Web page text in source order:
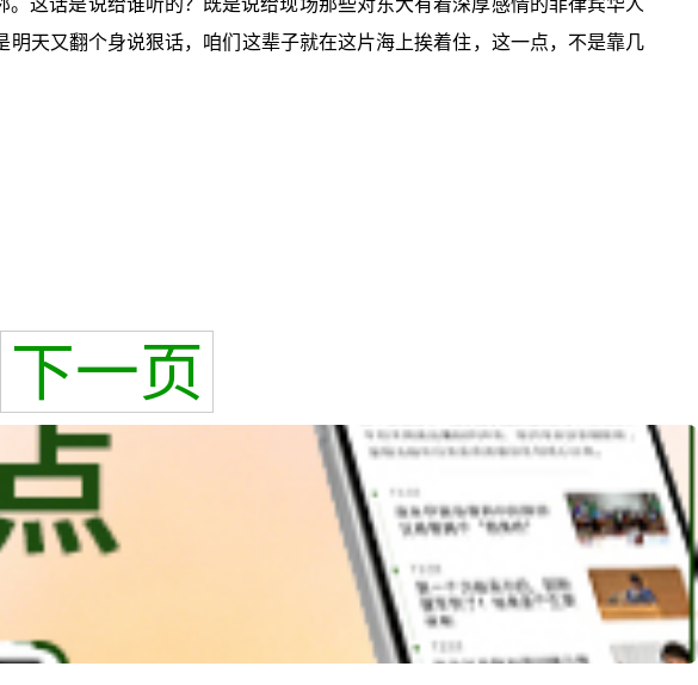
这话是说给谁听的？既是说给现场那些对东大有着深厚感情的菲律宾华人
天又翻个身说狠话，咱们这辈子就在这片海上挨着住，这一点，不是靠几
下一页